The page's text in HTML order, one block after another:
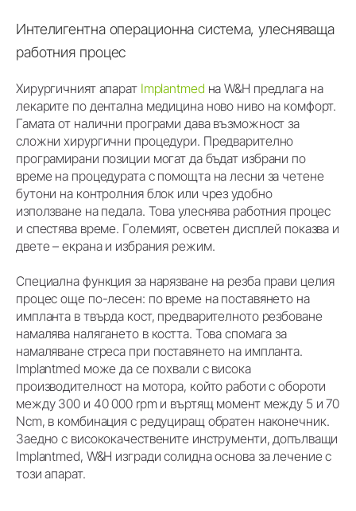
Интелигентна операционна система, улесняваща
работния процес
Хирургичният апарат Implantmed на W&H предлага на
лекарите по дентална медицина ново ниво на комфорт.
Гамата от налични програми дава възможност за
сложни хирургични процедури. Предварително
програмирани позиции могат да бъдат избрани по
време на процедурата с помощта на лесни за четене
бутони на контролния блок или чрез удобно
използване на педала. Това улеснява работния процес
и спестява време. Големият, осветен дисплей показва и
двете – екрана и избрания режим.
Специална функция за нарязване на резба прави целия
процес още по-лесен: по време на поставянето на
импланта в твърда кост, предварителното резбоване
намалява налягането в костта. Това спомага за
намаляване стреса при поставянето на импланта.
Implantmed може да се похвали с висока
производителност на мотора, който работи с обороти
между 300 и 40 000 rpm и въртящ момент между 5 и 70
Ncm, в комбинация с редуциращ обратен наконечник.
Заедно с висококачествените инструменти, допълващи
Implantmed, W&H изгради солидна основа за лечение с
този апарат.